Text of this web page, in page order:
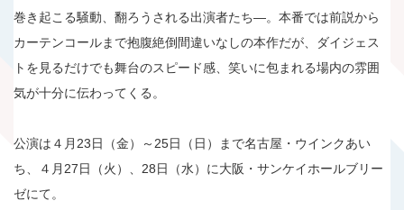
巻き起こる騒動、翻ろうされる出演者たち―。本番では前説から
カーテンコールまで抱腹絶倒間違いなしの本作だが、ダイジェス
トを見るだけでも舞台のスピード感、笑いに包まれる場内の雰囲
気が十分に伝わってくる。
公演は４月23日（金）～25日（日）まで名古屋・ウインクあい
ち、４月27日（火）、28日（水）に大阪・サンケイホールブリー
ゼにて。